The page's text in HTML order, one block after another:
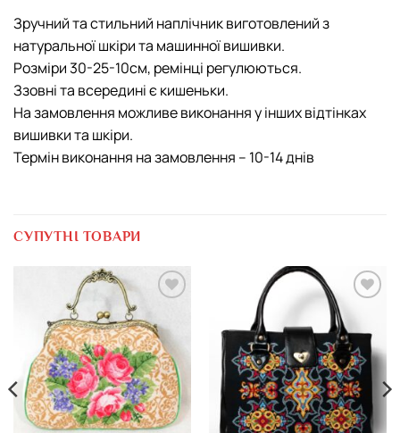
Зручний та стильний наплічник виготовлений з
натуральної шкіри та машинної вишивки.
Розміри 30-25-10см, ремінці регулюються.
Ззовні та всередині є кишеньки.
На замовлення можливе виконання у інших відтінках
вишивки та шкіри.
Термін виконання на замовлення – 10-14 днів
СУПУТНІ ТОВАРИ
виріб у
вибране
Додати
виріб у
вибране